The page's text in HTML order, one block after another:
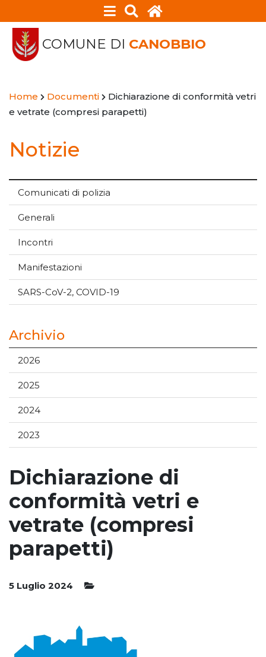
COMUNE DI CANOBBIO
Home Documenti
Dichiarazione di conformità vetri
e vetrate (compresi parapetti)
Notizie
Comunicati di polizia
Generali
Incontri
Manifestazioni
SARS-CoV-2, COVID-19
Archivio
2026
2025
2024
2023
Dichiarazione di
conformità vetri e
vetrate (compresi
parapetti)
5 Luglio 2024